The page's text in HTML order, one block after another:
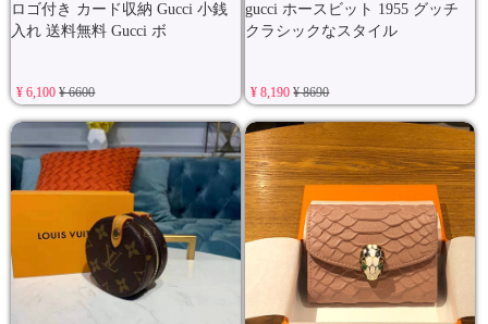
ロゴ付き カード収納 Gucci 小銭
入れ 送料無料 Gucci ボ
¥ 6,100¥ 6600
gucci ホースビット 1955 グッチ
クラシックなスタイル
¥ 8,190¥ 8690